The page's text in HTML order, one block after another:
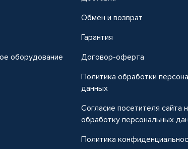
оборудование
Обмен и возврат
Гарантия
Договор-оферта
Политика обработки
данных
Согласие посетителя сайта
обработку персональных
Политика